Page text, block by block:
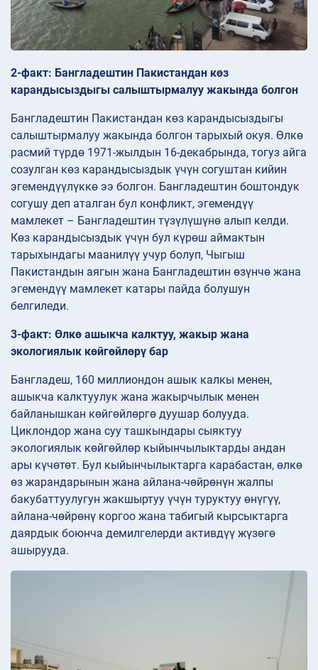
2-факт: Бангладештин Пакистандан көз
карандысыздыгы салыштырмалуу жакында болгон
Бангладештин Пакистандан көз карандысыздыгы
салыштырмалуу жакында болгон тарыхый окуя. Өлкө
расмий түрдө 1971-жылдын 16-декабрында, тогуз айга
созулган көз карандысыздык үчүн согуштан кийин
эгемендүүлүккө ээ болгон. Бангладештин боштондук
согушу деп аталган бул конфликт, эгемендүү
мамлекет – Бангладештин түзүлүшүнө алып келди.
Көз карандысыздык үчүн бул күрөш аймактын
тарыхындагы маанилүү учур болуп, Чыгыш
Пакистандын аягын жана Бангладештин өзүнчө жана
эгемендүү мамлекет катары пайда болушун
белгиледи.
3-факт: Өлкө ашыкча калктуу, жакыр жана
экологиялык көйгөйлөрү бар
Бангладеш, 160 миллиондон ашык калкы менен,
ашыкча калктуулук жана жакырчылык менен
байланышкан көйгөйлөргө дуушар болууда.
Циклондор жана суу ташкындары сыяктуу
экологиялык көйгөйлөр кыйынчылыктарды андан
ары күчөтөт. Бул кыйынчылыктарга карабастан, өлкө
өз жарандарынын жана айлана-чөйрөнүн жалпы
бакубаттуулугун жакшыртуу үчүн туруктуу өнүгүү,
айлана-чөйрөнү коргоо жана табигый кырсыктарга
даярдык боюнча демилгелерди активдүү жүзөгө
ашырууда.